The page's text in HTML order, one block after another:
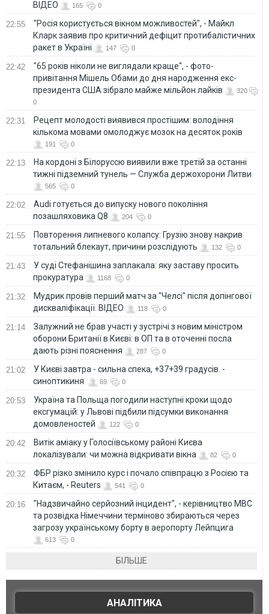
ВІДЕО
165 0
22:55
"Росія користується вікном можливостей", - Майкл
Кларк заявив про критичний дефіцит протибалістичних
ракет в Україні
147 0
22:42
"65 років ніколи не виглядали краще", - фото-
привітання Мішель Обами до дня народження екс-
президента США зібрало майже мільйон лайків
320
0
22:31
Рецепт молодості виявився простішим: володіння
кількома мовами омолоджує мозок на десяток років
191 0
22:13
На кордоні з Білоруссю виявили вже третій за останні
тижні підземний тунель — Служба держохорони Литви
565 0
22:02
Audi готується до випуску нового покоління
позашляховика Q8
204 0
21:55
Повторення липневого колапсу: Грузію знову накрив
тотальний блекаут, причини розслідують
132 0
21:43
У суді Стефанішина заплакала: яку заставу просить
прокуратура
1168 0
21:32
Мудрик провів перший матч за "Челсі" після допінгової
дискваліфікації. ВІДЕО
118 0
21:14
Залужний не брав участі у зустрічі з новим міністром
оборони Британії в Києві: в ОП та в оточенні посла
дають різні пояснення
287 0
21:02
У Києві завтра - сильна спека, +37+39 градусів. -
синоптикиня
69 0
20:53
Україна та Польща погодили наступні кроки щодо
ексгумацій: у Львові підбили підсумки виконання
домовленостей
122 0
20:42
Витік аміаку у Голосіївському районі Києва
локалізували: чи можна відкривати вікна
82 0
20:32
ФБР різко змінило курс і почало співпрацю з Росією та
Китаєм, - Reuters
541 0
20:16
"Надзвичайно серйозний інцидент", - керівництво МВС
та розвідка Німеччини терміново збираються через
загрозу українському борту в аеропорту Лейпцига
613 0
БІЛЬШЕ
АНАЛІТИКА